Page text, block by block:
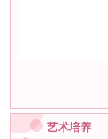
艺术培养